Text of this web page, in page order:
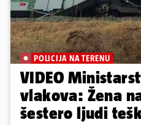
POLICIJA NA TERENU
VIDEO
vlakova: Žena
šestero ljudi